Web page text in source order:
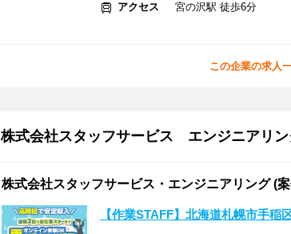
アクセス
宮の沢駅 徒歩6分
この企業の求人
株式会社スタッフサービス エンジニアリン
株式会社スタッフサービス・エンジニアリング (
【作業STAFF】北海道札幌市手